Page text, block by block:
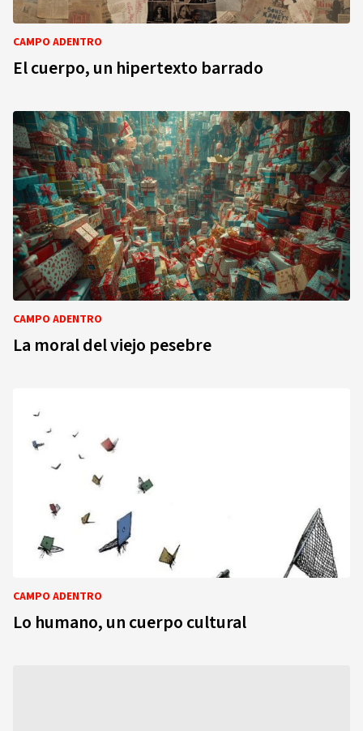
CAMPO ADENTRO
El cuerpo, un hipertexto barrado
CAMPO ADENTRO
La moral del viejo pesebre
CAMPO ADENTRO
Lo humano, un cuerpo cultural